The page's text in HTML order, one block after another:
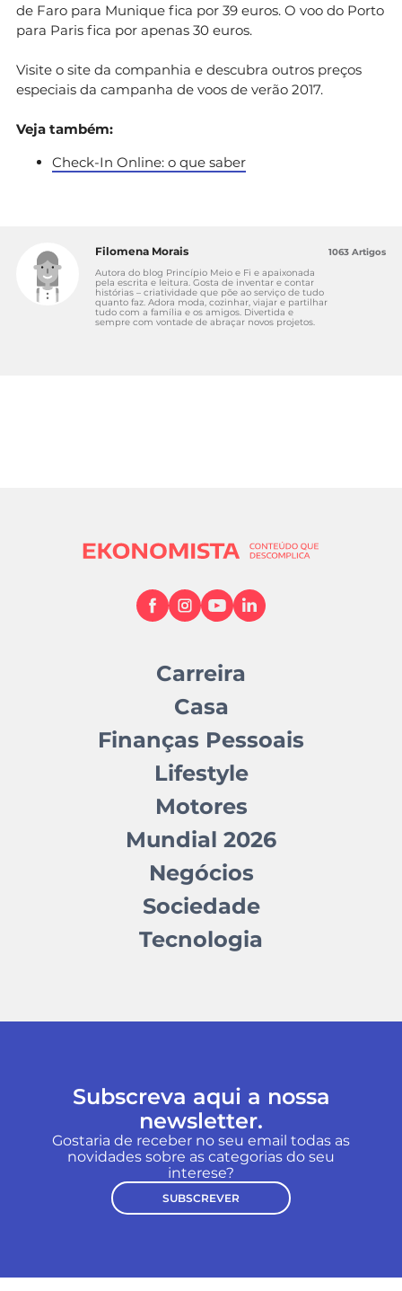
de Faro para Munique fica por 39 euros. O voo do Porto
para Paris fica por apenas 30 euros.
Visite o site da companhia e descubra outros preços
especiais da campanha de voos de verão 2017.
Veja também:
Check-In Online: o que saber
Filomena Morais
Autora do blog Princípio Meio e Fi e apaixonada
pela escrita e leitura. Gosta de inventar e contar
histórias – criatividade que põe ao serviço de tudo
quanto faz. Adora moda, cozinhar, viajar e partilhar
tudo com a família e os amigos. Divertida e
sempre com vontade de abraçar novos projetos.
1063 Artigos
Carreira
Casa
Finanças Pessoais
Lifestyle
Motores
Mundial 2026
Negócios
Sociedade
Tecnologia
Subscreva aqui a nossa
newsletter.
Gostaria de receber no seu email todas as
novidades sobre as categorias do seu
interese?
SUBSCREVER